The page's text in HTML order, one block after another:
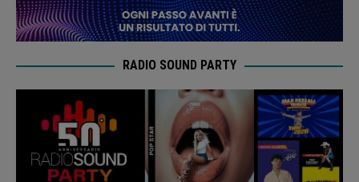
RADIO SOUND PARTY